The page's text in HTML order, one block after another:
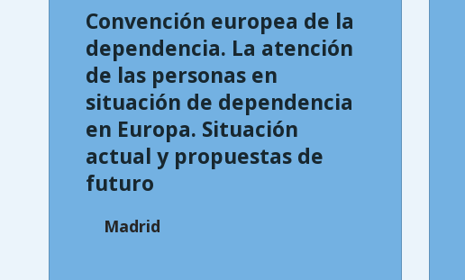
Convención europea de la
dependencia. La atención
de las personas en
situación de dependencia
en Europa. Situación
actual y propuestas de
futuro
Madrid